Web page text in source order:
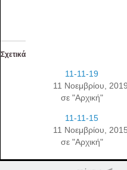
Σχετικά
11-11-19
11 Νοεμβρίου,
σε "Αρχική"
11-11-15
11 Νοεμβρίου,
σε "Αρχική"